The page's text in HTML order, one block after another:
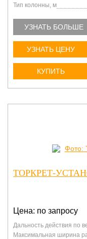
Тип колонны, м
УЗНАТЬ БОЛЬШЕ
УЗНАТЬ ЦЕНУ
КУПИТЬ
ТОРКРЕТ-
Цена: по запросу
Дальность действия по
Максимальная ширина